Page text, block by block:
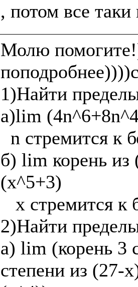
Молю
1)Найти
а)lim
б) lim корень из
(x^5+3)
2)Найти
а) lim (корень 3
степени из (27-